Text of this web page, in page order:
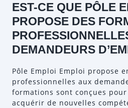
EST-CE QUE PÔLE
PROPOSE DES
DEMANDEURS
Pôle Emploi Emploi propose
professionnelles aux
formations sont conçues
acquérir de nouvelles